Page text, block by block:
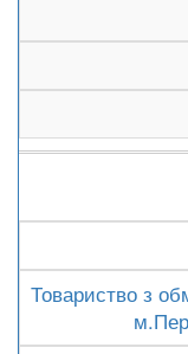
Товариство з